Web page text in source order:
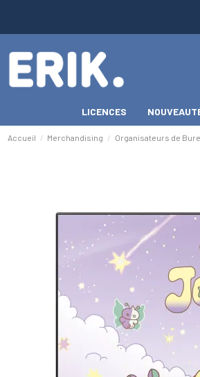
LICENCES
Accueil Merchandising Organisateurs de